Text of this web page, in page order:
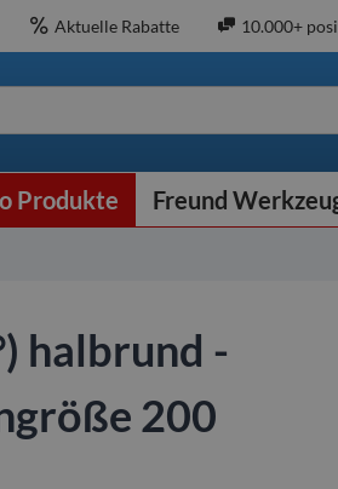
Aktuelle Rabatte 10.000+
Produkte Freund
halbrund -
200